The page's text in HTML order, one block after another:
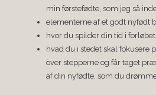
min førstefødte, som jeg så
elementerne af et godt nyfødt
hvor du spilder din tid i forløbet
hvad du i stedet skal fokusere
over stepperne og får taget
af din nyfødte, som du